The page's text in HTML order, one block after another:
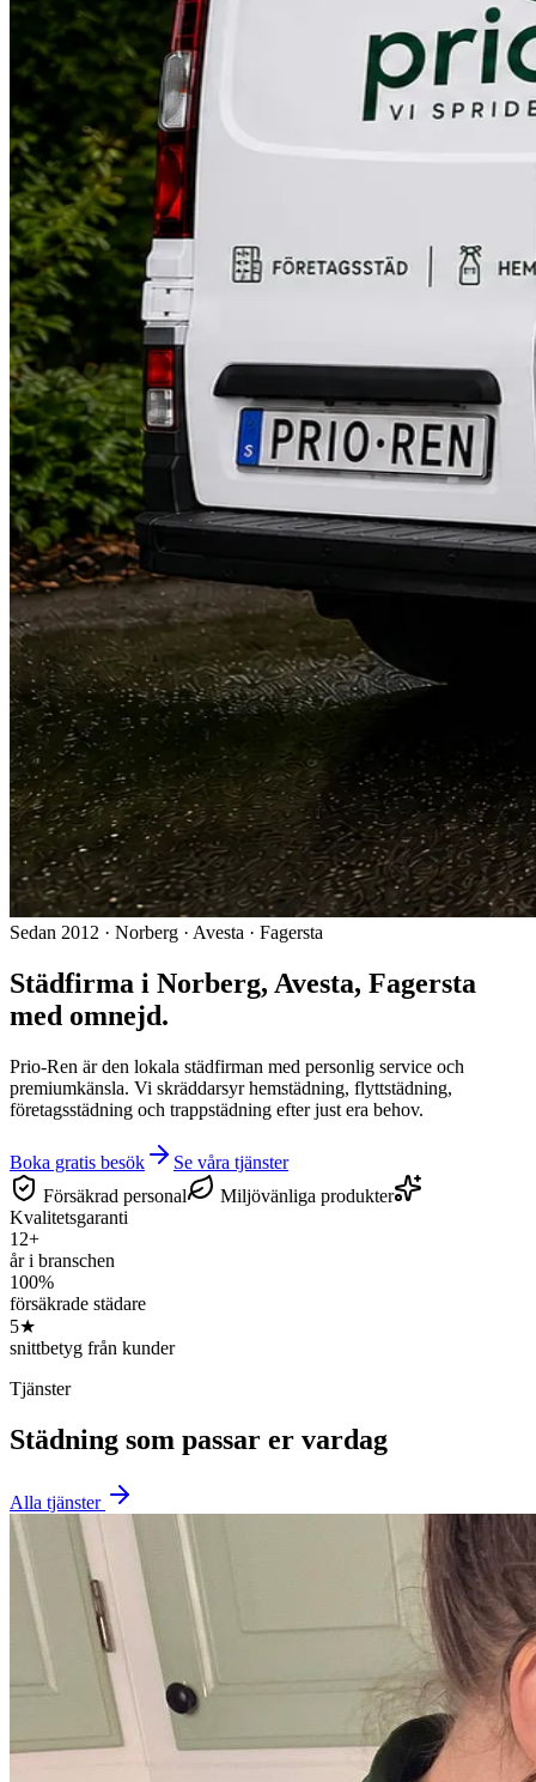
Sedan 2012 · Norberg · Avesta · Fagersta
Städfirma i Norberg, Avesta, Fagersta
med omnejd.
Prio-Ren är den lokala städfirman med personlig service och
premiumkänsla. Vi skräddarsyr hemstädning, flyttstädning,
företagsstädning och trappstädning efter just era behov.
Boka gratis besök
Se våra tjänster
Försäkrad personal
Miljövänliga produkter
Kvalitetsgaranti
12+
år i branschen
100%
försäkrade städare
5★
snittbetyg från kunder
Tjänster
Städning som passar er vardag
Alla tjänster